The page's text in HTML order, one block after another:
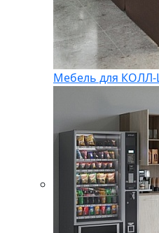
Мебель для